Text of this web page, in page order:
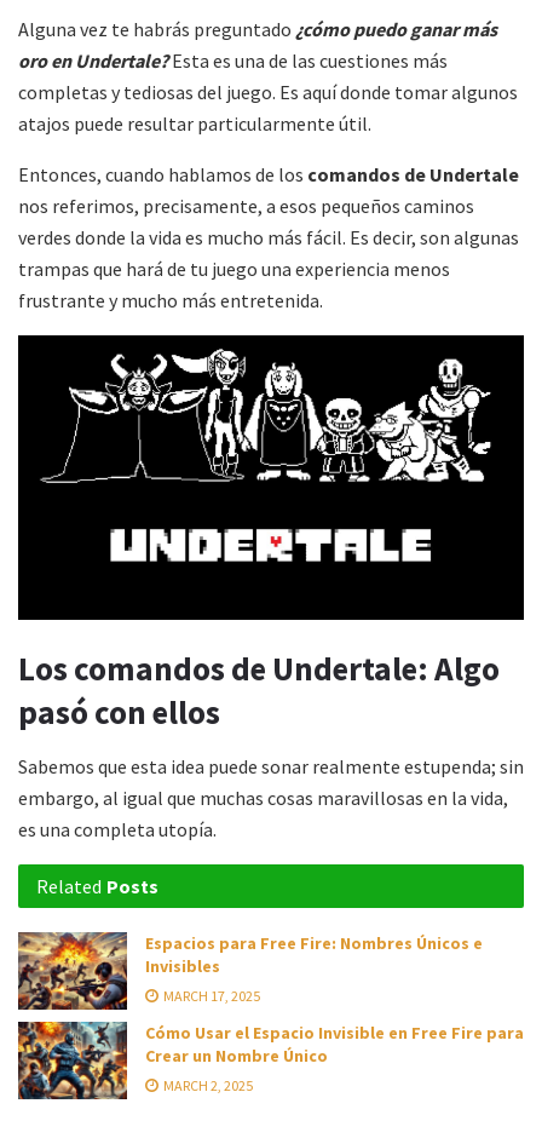
Alguna vez te habrás preguntado ¿cómo puedo ganar más
oro en Undertale?Esta es una de las cuestiones más
completas y tediosas del juego. Es aquí donde tomar algunos
atajos puede resultar particularmente útil.
Entonces, cuando hablamos de los comandos de Undertale
nos referimos, precisamente, a esos pequeños caminos
verdes donde la vida es mucho más fácil. Es decir, son algunas
trampas que hará de tu juego una experiencia menos
frustrante y mucho más entretenida.
Los comandos de Undertale: Algo
pasó con ellos
Sabemos que esta idea puede sonar realmente estupenda; sin
embargo, al igual que muchas cosas maravillosas en la vida,
es una completa utopía.
Related Posts
Espacios para Free Fire: Nombres Únicos e
Invisibles
MARCH 17, 2025
Cómo Usar el Espacio Invisible en Free Fire para
Crear un Nombre Único
MARCH 2, 2025